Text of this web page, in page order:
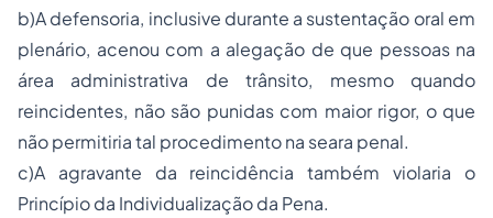
b)A defensoria, inclusive durante a sustentação oral em
plenário, acenou com a alegação de que pessoas na
área administrativa de trânsito, mesmo quando
reincidentes, não são punidas com maior rigor, o que
não permitiria tal procedimento na seara penal.
c)A agravante da reincidência também violaria o
Princípio da Individualização da Pena.